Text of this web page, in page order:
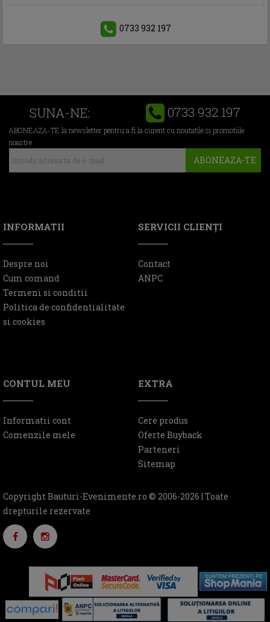
0733 932 197
SUNA-NE: 0733 932 197
ABONEAZA-TE la newsletter pentru a fi la curent cu noutatile si promotiile
noastre
ABONEAZA-TE
INFORMATII
Despre noi
Cum comand
Termeni si conditii
Politica de confidentialitate
si cookies
SERVICII CLIENŢI
Contact
ANPC
CONTUL MEU
Informatii cont
Comenzile mele
EXTRA
Cere produs
Oferte Buyback
Parteneri
Sitemap
Copyright Bauturi-Evenimente.ro © 2006-2026 | Toate
drepturile rezervate